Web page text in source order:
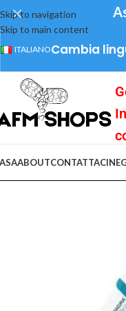
Skip to navigation
Skip to main content
ITALIANOCambia
ABOUTCONTATTACI